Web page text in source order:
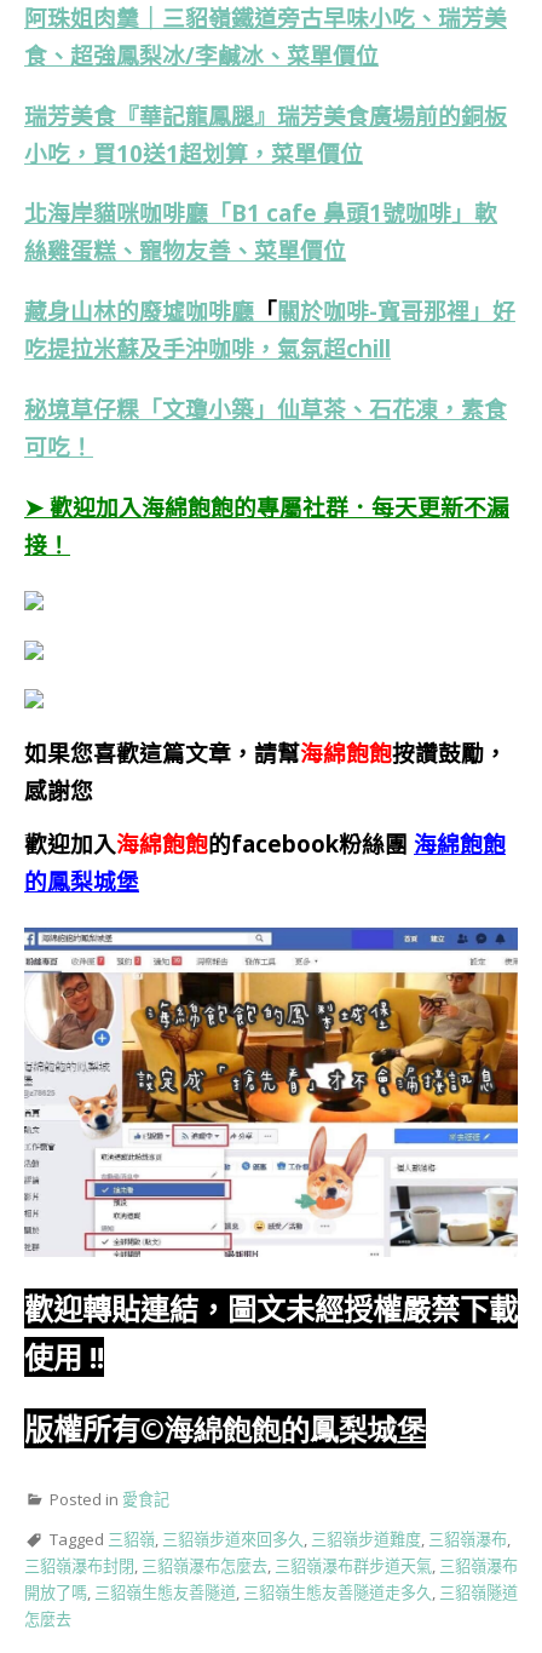
阿珠姐肉羹｜三貂嶺鐵道旁古早味小吃、瑞芳美
食、超強鳳梨冰/李鹹冰、菜單價位
瑞芳美食『華記龍鳳腿』瑞芳美食廣場前的銅板
小吃，買10送1超划算，菜單價位
北海岸貓咪咖啡廳「B1 cafe 鼻頭1號咖啡」軟
絲雞蛋糕、寵物友善、菜單價位
藏身山林的廢墟咖啡廳 「關於咖啡-寬哥那裡」 好
吃提拉米蘇及手沖咖啡，氣氛超chill
秘境草仔粿 「文瓊小築」 仙草茶、石花凍，素食
可吃！
➤ 歡迎加入海綿飽飽的專屬社群．每天更新不漏
接！
如果您喜歡這篇文章，請幫海綿飽飽按讚鼓勵，
感謝您
歡迎加入海綿飽飽的facebook粉絲團 海綿飽飽
的鳳梨城堡
歡迎轉貼連結，圖文未經授權嚴禁下載
使用 !!
版權所有©海綿飽飽的鳳梨城堡
Posted in 愛食記
Tagged 三貂嶺, 三貂嶺步道來回多久, 三貂嶺步道難度, 三貂嶺瀑布,
三貂嶺瀑布封閉, 三貂嶺瀑布怎麼去, 三貂嶺瀑布群步道天氣, 三貂嶺瀑布
開放了嗎, 三貂嶺生態友善隧道, 三貂嶺生態友善隧道走多久, 三貂嶺隧道
怎麼去